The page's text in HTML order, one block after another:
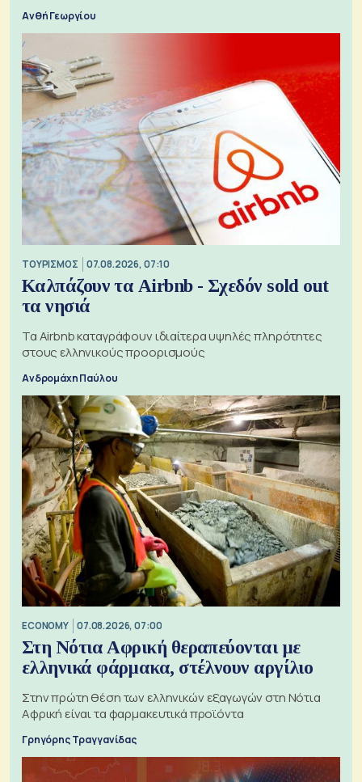
Ανθή Γεωργίου
ΤΟΥΡΙΣΜΟΣ 07.08.2026, 07:10
Καλπάζουν τα Airbnb - Σχεδόν sold out
τα νησιά
Τα Airbnb καταγράφουν ιδιαίτερα υψηλές πληρότητες
στους ελληνικούς προορισμούς
Ανδρομάχη Παύλου
ECONOMY 07.08.2026, 07:00
Στη Νότια Αφρική θεραπεύονται με
ελληνικά φάρμακα, στέλνουν αργίλιο
Στην πρώτη θέση των ελληνικών εξαγωγών στη Νότια
Αφρική είναι τα φαρμακευτικά προϊόντα
Γρηγόρης Τραγγανίδας